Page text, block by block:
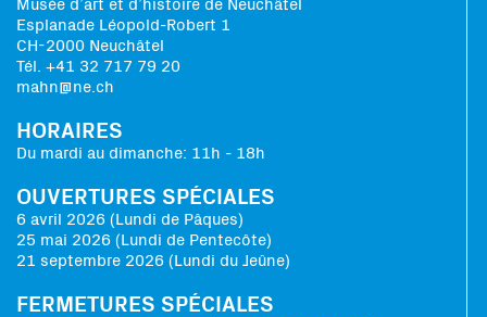
Musée d’art et d’histoire de Neuchâtel
Esplanade Léopold-Robert 1
CH-2000 Neuchâtel
Tél. +41 32 717 79 20
mahn@ne.ch
HORAIRES
Du mardi au dimanche: 11h - 18h
OUVERTURES SPÉCIALES
6 avril 2026 (Lundi de Pâques)
25 mai 2026 (Lundi de Pentecôte)
21 septembre 2026 (Lundi du Jeûne)
FERMETURES SPÉCIALES